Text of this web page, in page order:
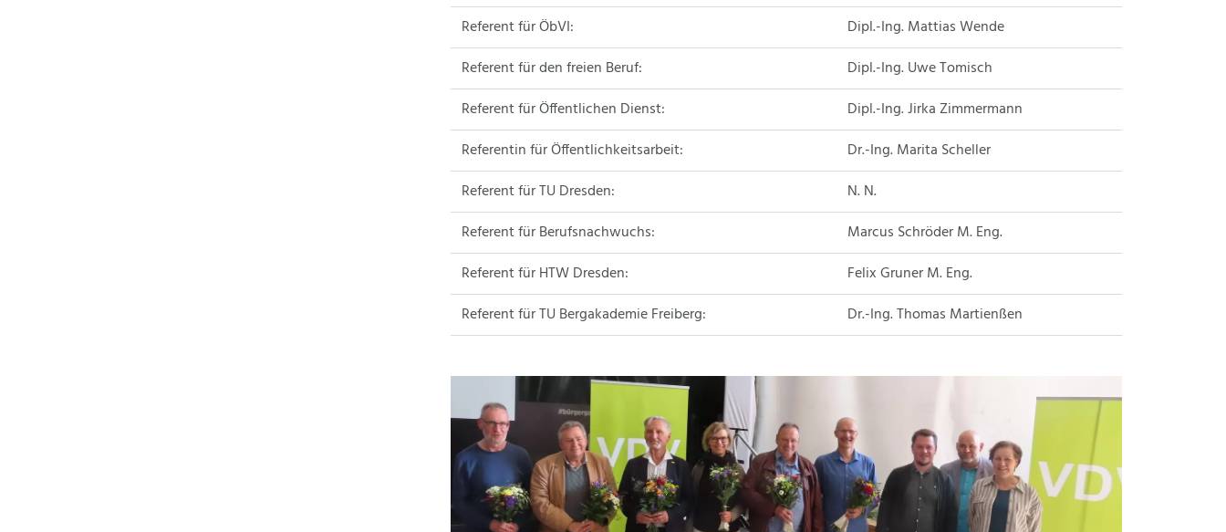
Referent für ÖbVI:
Dipl.-Ing. Mattias Wende
Referent für den freien Beruf:
Dipl.-Ing. Uwe Tomisch
Referent für Öffentlichen Dienst:
Dipl.-Ing. Jirka Zimmermann
Referentin für Öffentlichkeitsarbeit:
Dr.-Ing. Marita Scheller
Referent für TU Dresden:
N. N.
Referent für Berufsnachwuchs:
Marcus Schröder M. Eng.
Referent für HTW Dresden:
Felix Gruner M. Eng.
Referent für TU Bergakademie Freiberg:
Dr.-Ing. Thomas Martienßen